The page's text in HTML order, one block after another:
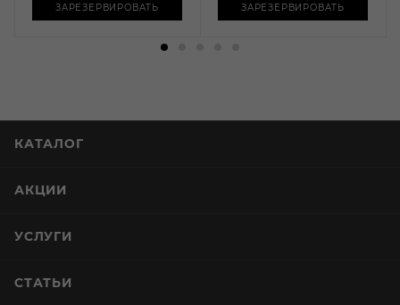
ЗАРЕЗЕРВИРОВАТЬ ЗАРЕЗЕРВИРОВАТЬ
КАТАЛОГ
АКЦИИ
УСЛУГИ
СТАТЬИ